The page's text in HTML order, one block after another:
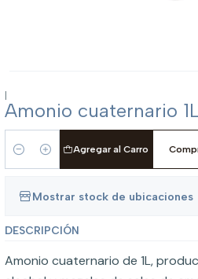
|
Amonio cuaternario 1L
Cantidad
Agregar al Carro
Mostrar stock de ubicaciones
DESCRIPCIÓN
Amonio cuaternario de 1L,